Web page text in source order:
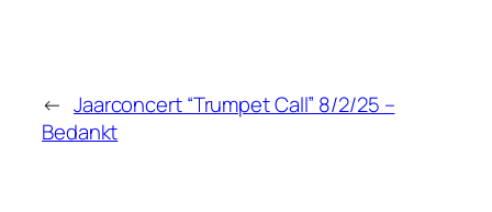
← Jaarconcert “Trumpet Call” 8/2/25 –
Bedankt